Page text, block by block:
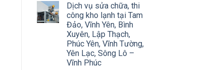
Dịch vụ sửa chữa, thi
công kho lạnh tại Tam
Đảo, Vĩnh Yên, Bình
Xuyên, Lập Thạch,
Phúc Yên, Vĩnh Tường,
Yên Lạc, Sông Lô –
Vĩnh Phúc